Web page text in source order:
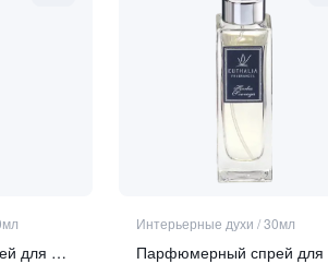
Парфюмерный спрей для дома "Zanzibar"
Интерьерные духи /30мл